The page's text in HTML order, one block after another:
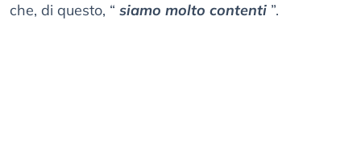
che, di questo, “ siamo molto contenti ”.